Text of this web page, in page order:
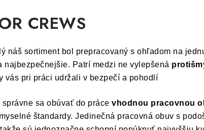
CREWS
náš sortiment bol prepracovaný s ohľadom na
Patrí medzi ne vylepšená
vás pri práci udržali v bezpečí a pohodlí
sa obúvať do práce vhodnou pracovnou
štandardy. Jedinečná pracovná obuv s